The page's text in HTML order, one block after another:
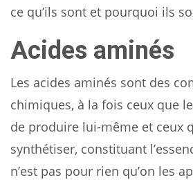
ce qu’ils sont et pourquoi ils
Acides aminés
Les acides aminés sont des
chimiques, à la fois ceux que
de produire lui-même et ceux
synthétiser, constituant
n’est pas pour rien qu’on les